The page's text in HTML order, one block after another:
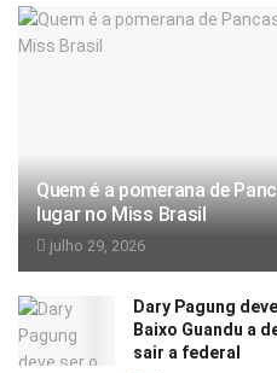
Quem é a pomerana de
lugar no Miss Brasil
julho 29, 2026
Dary Pagung
Baixo Guandu a
sair a federal